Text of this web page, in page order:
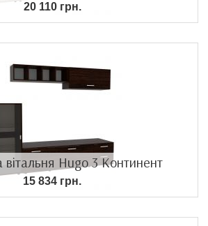
20 110 грн.
Hugo 3 Континент
15 834 грн.